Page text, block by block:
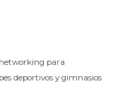
para
deportivos y gimnasios